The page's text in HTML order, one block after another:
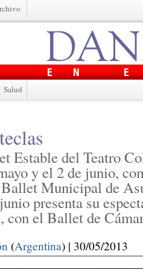
Salud
Estable del Teatro
y el 2 de junio,
Municipal de
presenta su
el Ballet de
(Argentina) | 30/05/2013